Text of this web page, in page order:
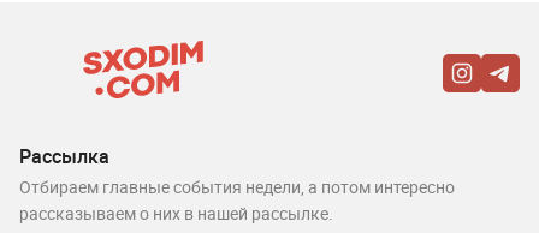
Рассылка
Отбираем главные события недели, а потом интересно
рассказываем о них в нашей рассылке.